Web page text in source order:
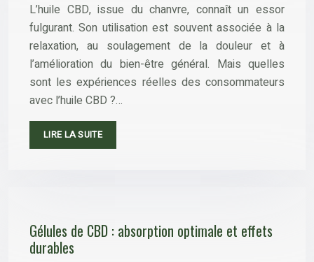
L’huile CBD, issue du chanvre, connaît un essor
fulgurant. Son utilisation est souvent associée à la
relaxation, au soulagement de la douleur et à
l’amélioration du bien-être général. Mais quelles
sont les expériences réelles des consommateurs
avec l’huile CBD ?…
LIRE LA SUITE
Gélules de CBD : absorption optimale et effets
durables